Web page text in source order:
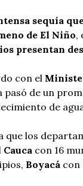
sequía
de El Niño,
presentan
con el
pasó de un
de
que los
con 16
Boyacá con